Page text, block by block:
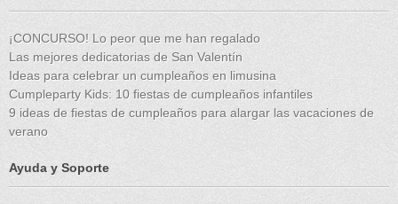
¡CONCURSO! Lo peor que me han regalado
Las mejores dedicatorias de San Valentín
Ideas para celebrar un cumpleaños en limusina
Cumpleparty Kids: 10 fiestas de cumpleaños infantiles
9 ideas de fiestas de cumpleaños para alargar las vacaciones de
verano
Ayuda y Soporte